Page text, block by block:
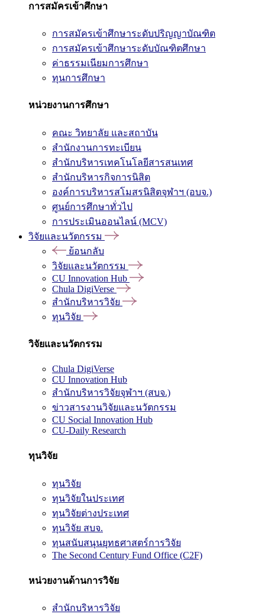
การสมัครเข้าศึกษา
การสมัครเข้าศึกษาระดับปริญญาบัณฑิต
การสมัครเข้าศึกษาระดับบัณฑิตศึกษา
ค่าธรรมเนียมการศึกษา
ทุนการศึกษา
หน่วยงานการศึกษา
คณะ วิทยาลัย และสถาบัน
สำนักงานการทะเบียน
สำนักบริหารเทคโนโลยีสารสนเทศ
สำนักบริหารกิจการนิสิต
องค์การบริหารสโมสรนิสิตจุฬาฯ (อบจ.)
ศูนย์การศึกษาทั่วไป
การประเมินออนไลน์ (MCV)
วิจัยและนวัตกรรม
ย้อนกลับ
วิจัยและนวัตกรรม
CU Innovation Hub
Chula DigiVerse
สำนักบริหารวิจัย
ทุนวิจัย
วิจัยและนวัตกรรม
Chula DigiVerse
CU Innovation Hub
สำนักบริหารวิจัยจุฬาฯ (สบจ.)
ข่าวสารงานวิจัยและนวัตกรรม
CU Social Innovation Hub
CU-Daily Research
ทุนวิจัย
ทุนวิจัย
ทุนวิจัยในประเทศ
ทุนวิจัยต่างประเทศ
ทุนวิจัย สบจ.
ทุนสนับสนุนยุทธศาสตร์การวิจัย
The Second Century Fund Office (C2F)
หน่วยงานด้านการวิจัย
สำนักบริหารวิจัย